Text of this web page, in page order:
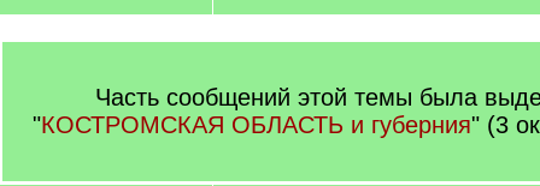
Часть сообщений этой темы была
"КОСТРОМСКАЯ ОБЛАСТЬ и губерния" (3